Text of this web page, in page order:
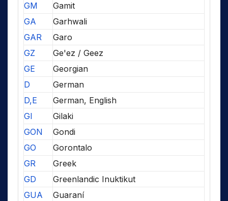
GM
Gamit
GA
Garhwali
GAR
Garo
GZ
Ge'ez / Geez
GE
Georgian
D
German
D,E
German, English
GI
Gilaki
GON
Gondi
GO
Gorontalo
GR
Greek
GD
Greenlandic Inuktikut
GUA
Guaraní